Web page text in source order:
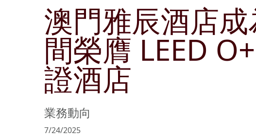
願景、使命和營商宗旨
集團發展里程碑
管理層簡介
主席報告書
企
企
獎
旅遊
酒店
文化與消閑
零售
地產
物業發展
物業銷售及租賃
新聞稿
監管披露
財務報告
公告及通函
主要財務數據
投
投
公
可持續發展管理
管治架構
可持續發展目標
持份者參與
風險管理
ESG 支柱
自然諧和
商社共榮
澳門雅辰酒店
間榮膺 LEED
證酒店
業務動向
7/24/2025